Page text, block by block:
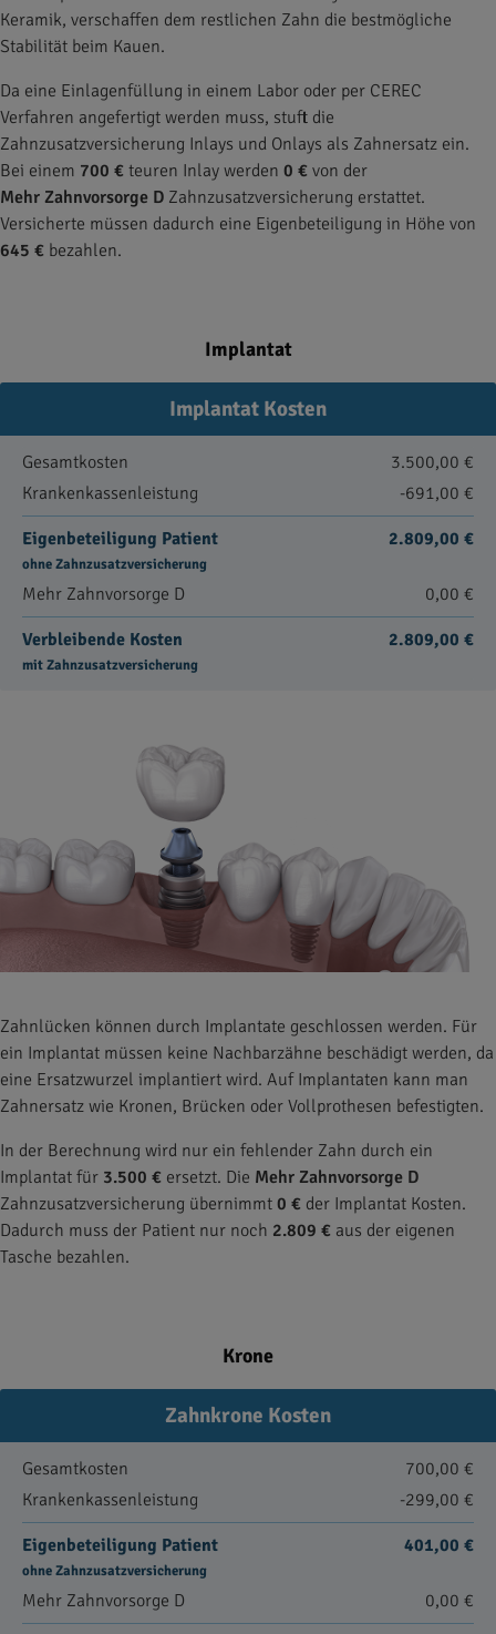
Keramik, verschaffen dem restlichen Zahn die bestmögliche
Stabilität beim Kauen.
Da eine Einlagenfüllung in einem Labor oder per CEREC
Verfahren angefertigt werden muss, stuft die
Zahnzusatzversicherung Inlays und Onlays als Zahnersatz ein.
Bei einem 700 € teuren Inlay werden 0 € von der
Mehr Zahnvorsorge D Zahnzusatzversicherung erstattet.
Versicherte müssen dadurch eine Eigenbeteiligung in Höhe von
645 € bezahlen.
Implantat
Implantat Kosten
Gesamtkosten
3.500,00 €
Krankenkassenleistung
-691,00 €
Eigenbeteiligung Patient
ohne Zahnzusatzversicherung
2.809,00 €
Mehr Zahnvorsorge D 0,00 €
Verbleibende Kosten
mit Zahnzusatzversicherung
2.809,00 €
Zahnlücken können durch Implantate geschlossen werden. Für
ein Implantat müssen keine Nachbarzähne beschädigt werden, da
eine Ersatzwurzel implantiert wird. Auf Implantaten kann man
Zahnersatz wie Kronen, Brücken oder Vollprothesen befestigten.
In der Berechnung wird nur ein fehlender Zahn durch ein
Implantat für 3.500 € ersetzt. Die Mehr Zahnvorsorge D
Zahnzusatzversicherung übernimmt 0 € der Implantat Kosten.
Dadurch muss der Patient nur noch 2.809 € aus der eigenen
Tasche bezahlen.
Krone
Zahnkrone Kosten
Gesamtkosten
700,00 €
Krankenkassenleistung
-299,00 €
Eigenbeteiligung Patient
ohne Zahnzusatzversicherung
401,00 €
Mehr Zahnvorsorge D 0,00 €